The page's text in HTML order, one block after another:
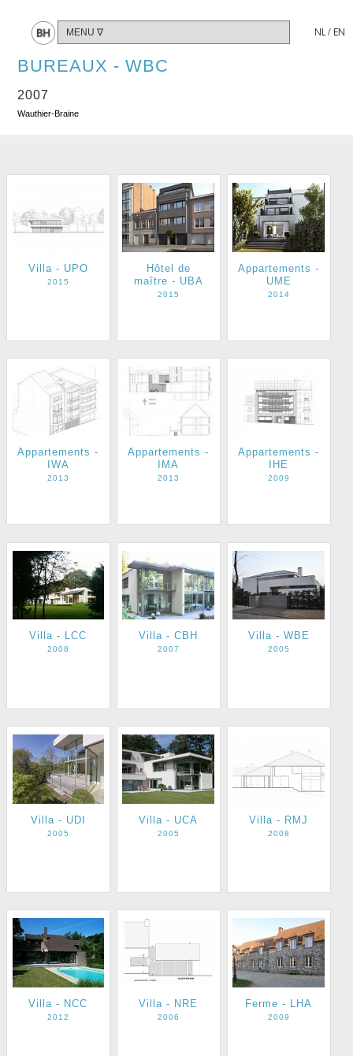
NL/ EN
BUREAUX - WBC
2007
Wauthier-Braine
Villa - UPO
2015
Hôtel de
maître - UBA
2015
Appartements -
UME
2014
Appartements -
IWA
2013
Appartements -
IMA
2013
Appartements -
IHE
2009
Villa - LCC
2008
Villa - CBH
2007
Villa - WBE
2005
Villa - UDI
2005
Villa - UCA
2005
Villa - RMJ
2008
Villa - NCC
2012
Villa - NRE
2006
Ferme - LHA
2009